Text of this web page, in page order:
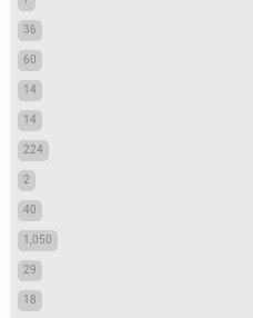
36
60
14
14
224
2
40
1,050
29
18